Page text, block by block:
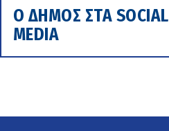
Ο ΔΗΜΟΣ ΣΤΑ SOCIAL
MEDIA